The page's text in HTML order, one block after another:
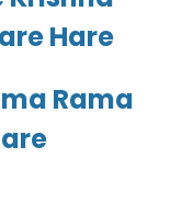
Hare
Rama